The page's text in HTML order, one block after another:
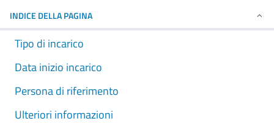
INDICE DELLA PAGINA
Tipo di incarico
Data inizio incarico
Persona di riferimento
Ulteriori informazioni